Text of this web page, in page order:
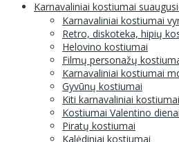
Karnavaliniai kostiumai
Karnavaliniai kostiumai
Retro, diskoteka, hipių
Helovino kostiumai
Filmų personažų
Karnavaliniai kostiumai
Gyvūnų kostiumai
Kiti karnavaliniai kostiumai
Kostiumai Valentino dienai
Piratų kostiumai
Kalėdiniai kostiumai